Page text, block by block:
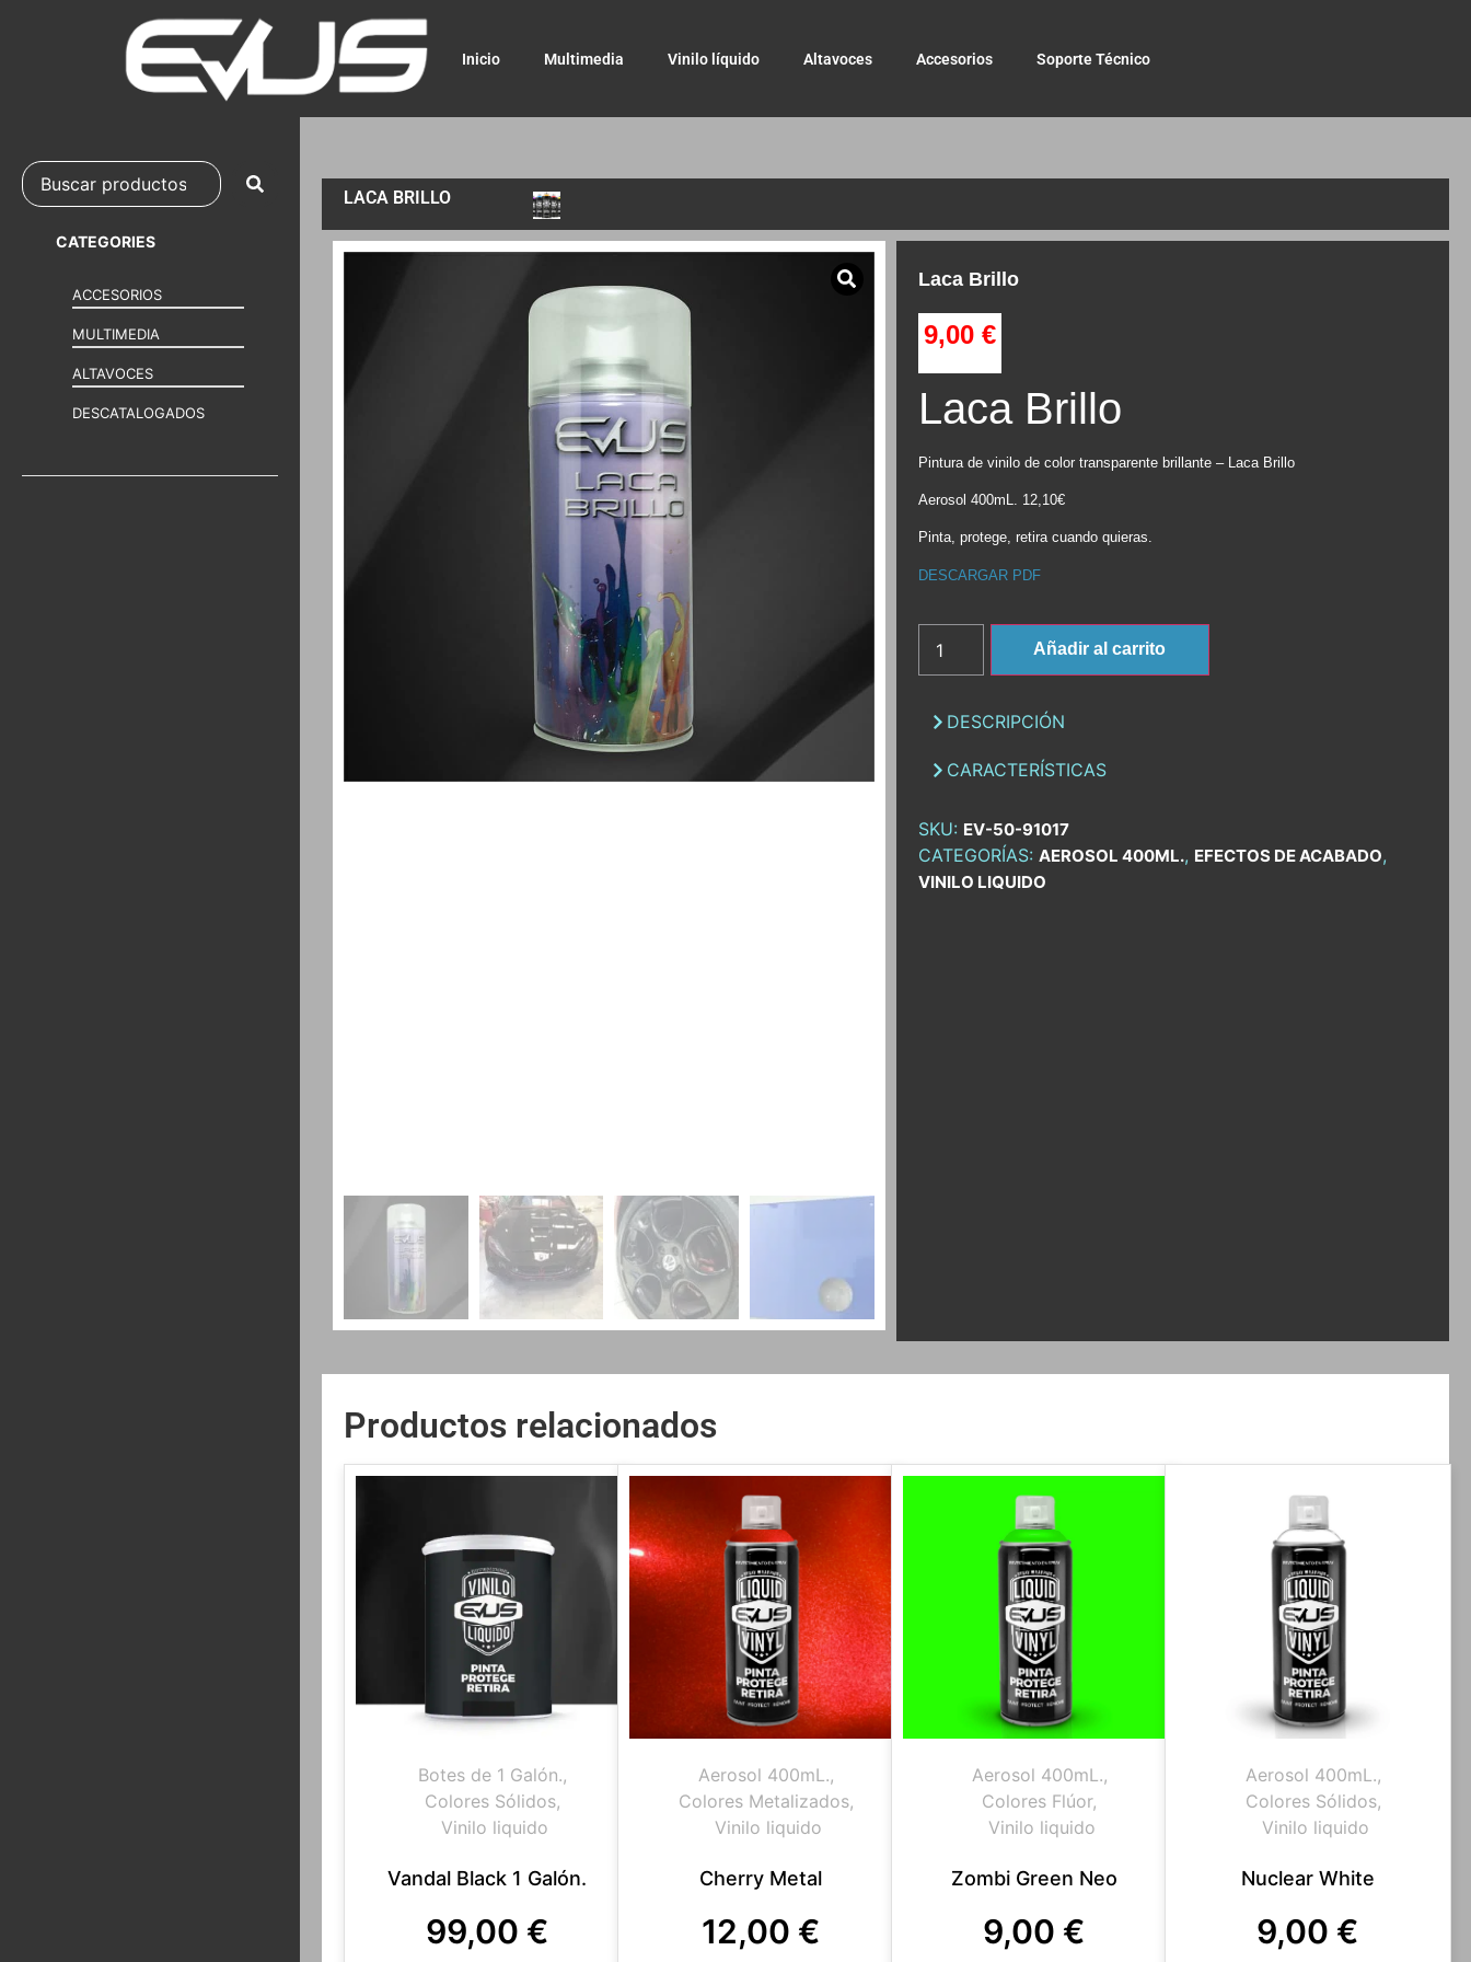
Inicio Multimedia Vinilo líquido Altavoces Accesorios Soporte Técnico
CATEGORIES
ACCESORIOS
MULTIMEDIA
ALTAVOCES
DESCATALOGADOS
LACA BRILLO
Laca Brillo
9,00 €
Laca Brillo
Pintura de vinilo de color transparente brillante – Laca Brillo
Aerosol 400mL. 12,10€
Pinta, protege, retira cuando quieras.
DESCARGAR PDF
Añadir al carrito
DESCRIPCIÓN
CARACTERÍSTICAS
SKU: EV-50-91017
CATEGORÍAS: AEROSOL 400ML., EFECTOS DE ACABADO,
VINILO LIQUIDO
Productos relacionados
Botes de 1 Galón.,
Colores Sólidos,
Vinilo liquido
Vandal Black 1 Galón.
99,00 €
Aerosol 400mL.,
Colores Metalizados,
Vinilo liquido
Cherry Metal
12,00 €
Aerosol 400mL.,
Colores Flúor,
Vinilo liquido
Zombi Green Neo
9,00 €
Aerosol 400mL.,
Colores Sólidos,
Vinilo liquido
Nuclear White
9,00 €